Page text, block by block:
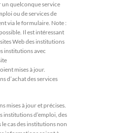
un quelconque service
ou de services de
via le formulaire. Note :
Il est intéressant
Web des institutions
institutions avec
mises à jour.
d’achat des services
mises à jour et précises.
institutions d’emploi, des
cas des institutions non